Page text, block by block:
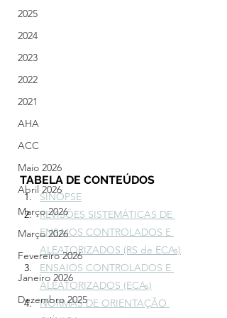
2025
2024
2023
2022
2021
AHA
ACC
Maio 2026
Abril 2026
Março 2026
Março 2026
Fevereiro 2026
Janeiro 2026
Dezembro 2025
TABELA DE CONTEÚDOS
SINOPSE
REVISÕES SISTEMÁTICAS DE
ENSAIOS CONTROLADOS E
ALEATORIZADOS (RS de ECAs)
ENSAIOS CONTROLADOS E
ALEATORIZADOS (ECAs)
NORMAS DE ORIENTAÇÃO